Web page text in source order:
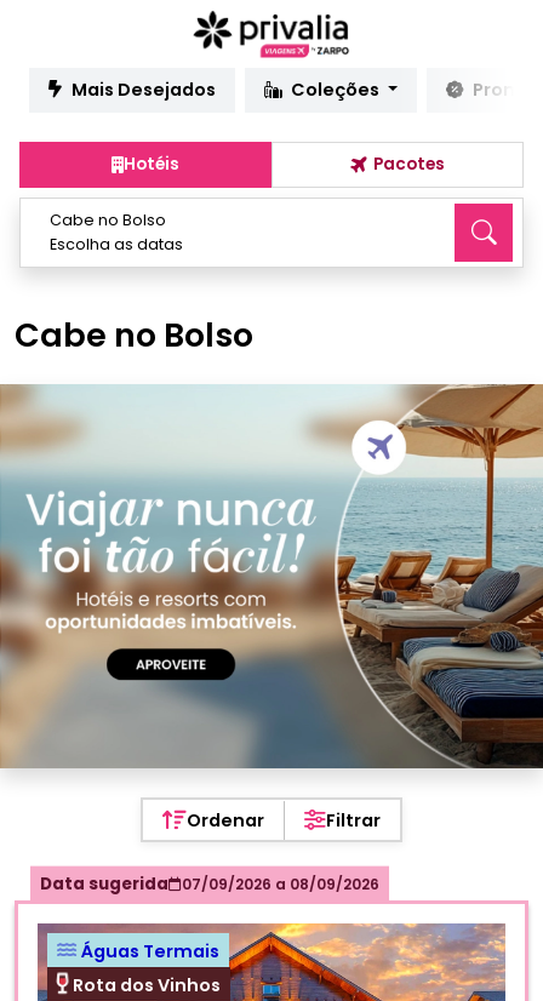
Mais Desejados Coleções
Hotéis Pacotes
Cabe no Bolso
Escolha as datas
Cabe no Bolso
Ordenar Filtrar
Data sugerida 07/09/2026 a 08/09/2026
Águas Termais
Rota dos Vinhos